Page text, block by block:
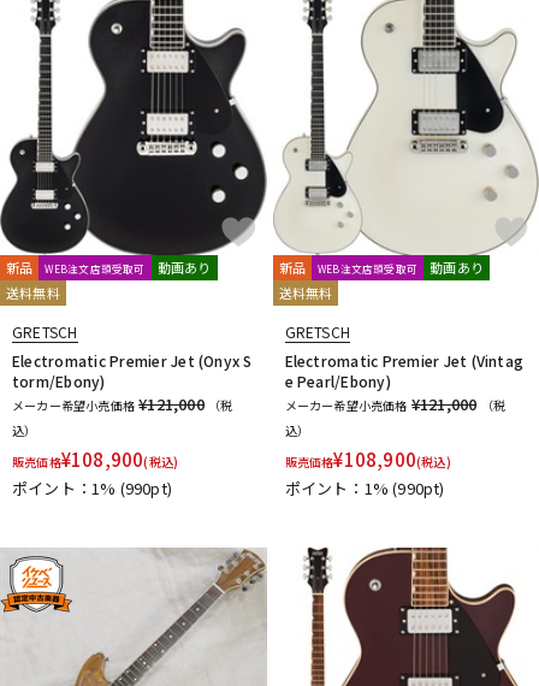
新品 WEB注文店頭受取可
動画あり
送料無料
GRETSCH
Electromatic Premier Jet (Onyx S
torm/Ebony)
メーカー希望小売価格 ¥121,000
（税
込）
販売価格¥108,900(税込)
ポイント：1% (990pt)
新品 WEB注文店頭受取可
動画あり
送料無料
GRETSCH
Electromatic Premier Jet (Vintag
e Pearl/Ebony)
メーカー希望小売価格 ¥121,000
（税
込）
販売価格¥108,900(税込)
ポイント：1%(990pt)